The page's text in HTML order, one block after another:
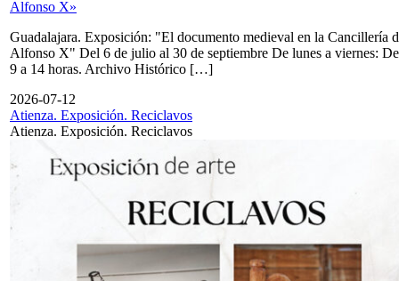
Alfonso X»
Guadalajara. Exposición: "El documento medieval en la Cancillería
Alfonso X" Del 6 de julio al 30 de septiembre De lunes a viernes: De
9 a 14 horas. Archivo Histórico […]
2026-07-12
Atienza. Exposición. Reciclavos
Atienza. Exposición. Reciclavos